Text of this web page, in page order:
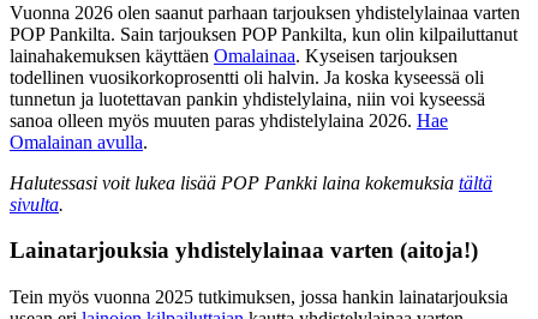
Vuonna 2026 olen saanut parhaan tarjouksen yhdistelylainaa varten
POP Pankilta. Sain tarjouksen POP Pankilta, kun olin kilpailuttanut
lainahakemuksen käyttäen Omalainaa. Kyseisen tarjouksen
todellinen vuosikorkoprosentti oli halvin. Ja koska kyseessä oli
tunnetun ja luotettavan pankin yhdistelylaina, niin voi kyseessä
sanoa olleen myös muuten paras yhdistelylaina 2026. Hae
Omalainan avulla.
Halutessasi voit lukea lisää POP Pankki laina kokemuksia tältä
sivulta.
Lainatarjouksia yhdistelylainaa varten (aitoja!)
Tein myös vuonna 2025 tutkimuksen, jossa hankin lainatarjouksia